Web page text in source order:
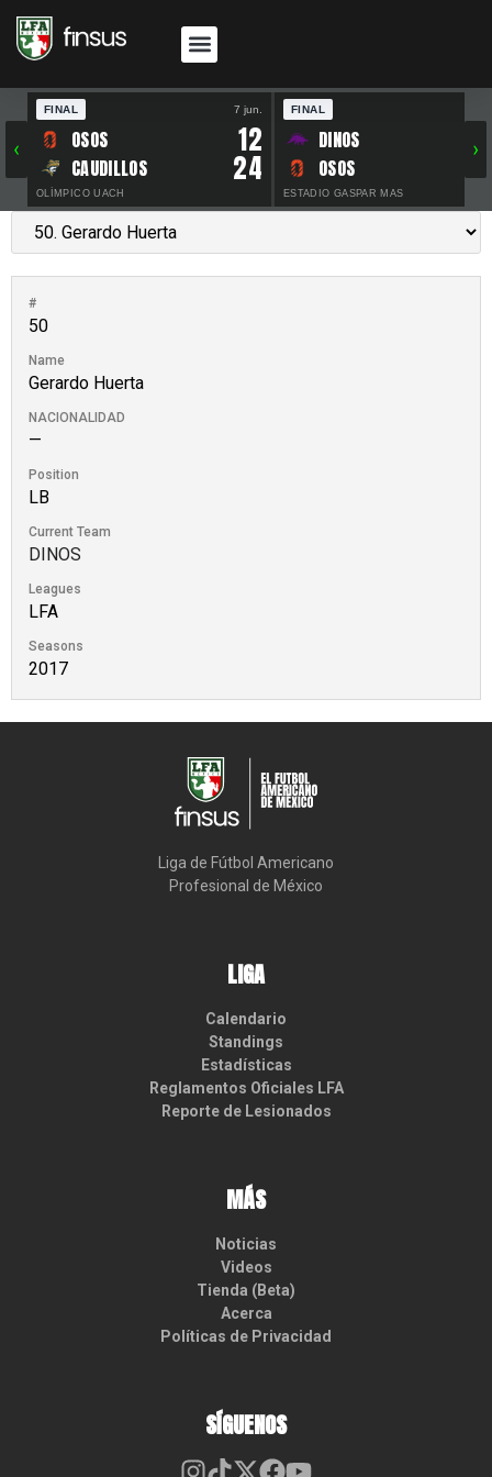
‹
FINAL 7 jun.
OSOS 12
CAUDILLOS 24
OLÍMPICO UACH
FINAL
DINOS
OSOS
ESTADIO GASPAR MAS
›
#
50
Name
Gerardo Huerta
NACIONALIDAD
—
Position
LB
Current Team
DINOS
Leagues
LFA
Seasons
2017
Liga de Fútbol Americano
Profesional de México
LIGA
Calendario
Standings
Estadísticas
Reglamentos Oficiales LFA
Reporte de Lesionados
MÁS
Noticias
Videos
Tienda (Beta)
Acerca
Políticas de Privacidad
SÍGUENOS